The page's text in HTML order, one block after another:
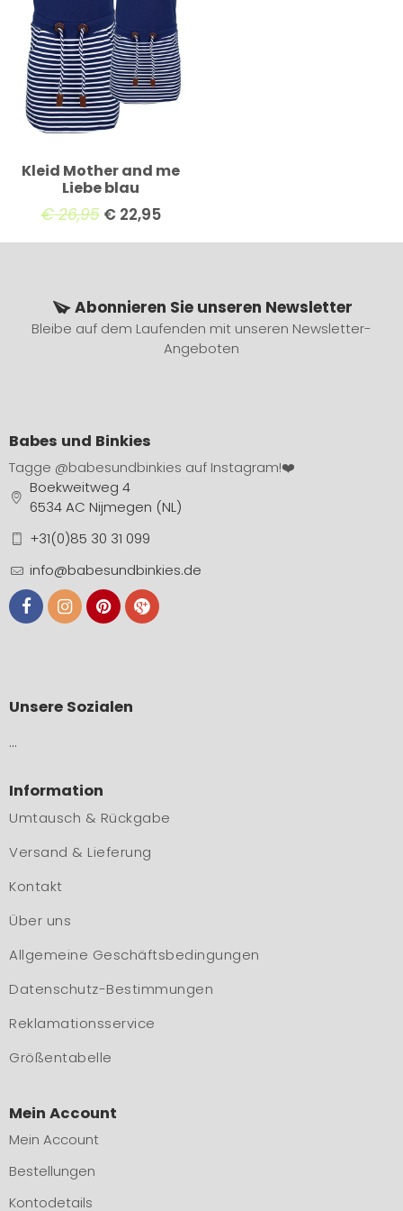
Kleid Mother and me
Liebe blau
€26,95 €22,95
Abonnieren Sie unseren Newsletter
Bleibe auf dem Laufenden mit unseren Newsletter-
Angeboten
Babes und Binkies
Tagge @babesundbinkies auf Instagram!❤️
Boekweitweg 4
6534 AC Nijmegen (NL)
+31(0)85 30 31 099
info@babesundbinkies.de
Unsere Sozialen
…
Information
Umtausch & Rückgabe
Versand & Lieferung
Kontakt
Über uns
Allgemeine Geschäftsbedingungen
Datenschutz-Bestimmungen
Reklamationsservice
Größentabelle
Mein Account
Mein Account
Bestellungen
Kontodetails